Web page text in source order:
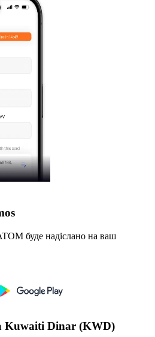
буде надіслано на ваш
Kuwaiti Dinar (KWD)